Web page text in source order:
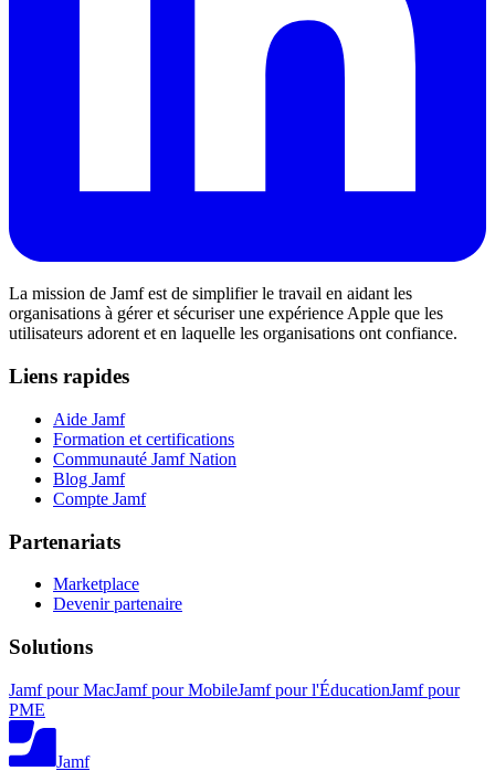
La mission de Jamf est de simplifier le travail en aidant les
organisations à gérer et sécuriser une expérience Apple que les
utilisateurs adorent et en laquelle les organisations ont confiance.
Liens rapides
Aide Jamf
Formation et certifications
Communauté Jamf Nation
Blog Jamf
Compte Jamf
Partenariats
Marketplace
Devenir partenaire
Solutions
Jamf pour MacJamf pour MobileJamf pour l'ÉducationJamf pour
PME
Jamf